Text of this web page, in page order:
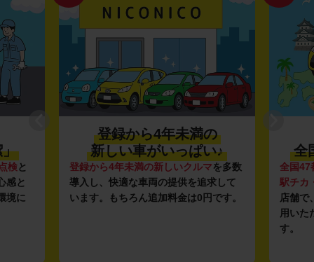
」
検と
感と
境に
登録から4年未満の
新しい車がいっぱい♪
登録から4年未満の新しいクルマを多数
導入し、快適な車両の提供を追求して
います。もちろん追加料金は0円です。
全
全国47
駅チカ
店舗で
用いた
す。